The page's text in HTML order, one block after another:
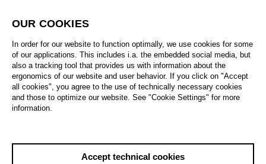
All artistic fields
All locations
All features
OUR COOKIES
In order for our website to function optimally, we use cookies for some
of our applications. This includes i.a. the embedded social media, but
also a tracking tool that provides us with information about the
ergonomics of our website and user behavior. If you click on "Accept
all cookies", you agree to the use of technically necessary cookies
and those to optimize our website. See "Cookie Settings" for more
information.
Accept technical cookies